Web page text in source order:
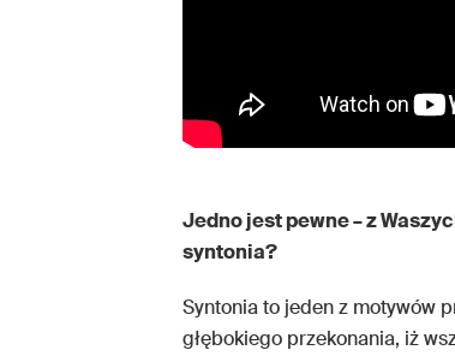
Jedno jest pewne – z
syntonia?
Syntonia to jeden z motywów
głębokiego przekonania, iż